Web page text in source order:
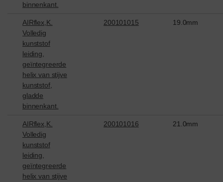
binnenkant.
AIRflex,K.
Volledig
kunststof
leiding,
geïntegreerde
helix van stijve
kunststof,
gladde
binnenkant.
200101015 19.0mm
AIRflex,K.
Volledig
kunststof
leiding,
geïntegreerde
helix van stijve
200101016 21.0mm